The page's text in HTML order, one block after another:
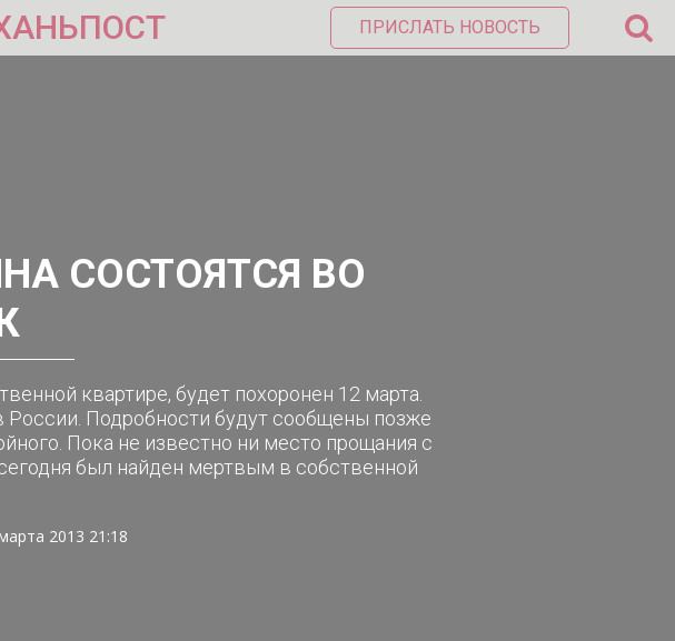
ПРИСЛАТЬ НОВОСТЬ
СОСТОЯТСЯ ВО
квартире, будет похоронен 12 марта.
Подробности будут сообщены позже
Пока не известно ни место прощания с
был найден мертвым в собственной
2013 21:18